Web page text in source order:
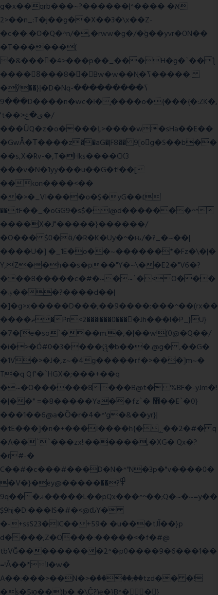
g�x��qrb���~א� ����^|������?
2>��n_:T�j��g��X��3�\x��Z-
�c��.�O�Q�^n/�,�rww�g�/�ۧg��yvr�ON��
�T������(
�&����4>���p��_���H�g�`��ƪ
����8َ���8� �󳳦Bw�w��Nֻ�ߖ�����.
�ў!��}|�D�Nqߖ���������-
���9D����n�̶wc�l�֑����o�{���{�:ZK�,
't��>͍ى�ݝ�/
���ǙQ�z�o����Ļ>����w�sHa��E��
�GwǞ�Τ����z��aG�|F8�� 9[og�S��b��
��s,X�Rv-�,T�Hks����CK3
���v�N�1yy���u��G�t!��[
��kon����<��
��>�_VI����o�$�yG��׆
��tF��_�oGG9�s$�l@d�������^^
����X�J"�����}������/
�O��� $0�ӫ/�R�K�Uy�^�ԋ/�?_�~��|
����U�] �_1E�o��~������*�Fz�\�|�
Y,Z��h��s�p��"Y�~\��E2�"V6�?
���8�����c�#�~�~`�<O���
�؋���?����d��|
�]�g>x�����D���;��9����:���^��(rx��
����ޡ�Pn<2���i���0���𩆿�Jh���l�P_}U}
�7�[e�so`���m.�,�|��w!(0@�Q��/
�i�>�Ó#0�3����ୱ�b���.@g� ,��G�
�1V�>�J�,z~�4g�����rf�>���]m~�
T�q Qf'�`HGX�;���+��q
�~�O������8���B@t� %BF�-yJm�!
�|��" =�8�����Ya��fz`� ޶��E`�0}
���1��6@a�Ȍ�r�4�^'g�&��yr}|
�tE���]�n�+���I����h{�_̣��2�#� q
�A��``���zx!:������,�XG� Qx�?
�r#-�
C��#�c���#���D�N�^"N�3p�"v����0�
�V�}�ey@�����߾?��
9q���ޣ�����L��pQx���^^��;Q�~�~=y��
$9hj�D:���IS�#�<@ԃY�
�-+ssS23�IC��+59� �u���tJǏ��}p
d����;Z�O���:�����<�f�#@
tbVĞ���������2^�p0����9�6���1��
=!Ǎ��*J�w�
A��:���>��N�>�ٝ����;��tzd�� �!